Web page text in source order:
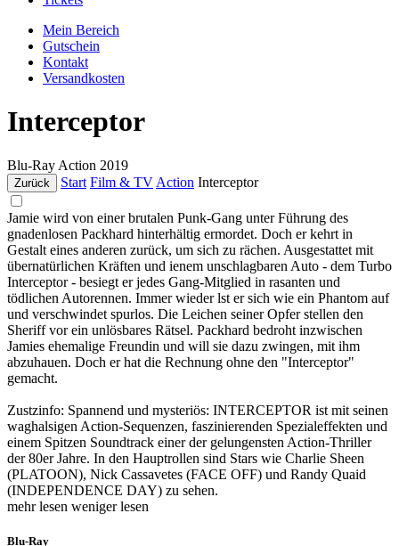
Mein Bereich
Gutschein
Kontakt
Versandkosten
Interceptor
Blu-Ray Action 2019
Zurück Start Film & TV Action Interceptor
Jamie wird von einer brutalen Punk-Gang unter Führung des
gnadenlosen Packhard hinterhältig ermordet. Doch er kehrt in
Gestalt eines anderen zurück, um sich zu rächen. Ausgestattet mit
übernatürlichen Kräften und ienem unschlagbaren Auto - dem Turbo
Interceptor - besiegt er jedes Gang-Mitglied in rasanten und
tödlichen Autorennen. Immer wieder lst er sich wie ein Phantom auf
und verschwindet spurlos. Die Leichen seiner Opfer stellen den
Sheriff vor ein unlösbares Rätsel. Packhard bedroht inzwischen
Jamies ehemalige Freundin und will sie dazu zwingen, mit ihm
abzuhauen. Doch er hat die Rechnung ohne den "Interceptor"
gemacht.
Zustzinfo: Spannend und mysteriös: INTERCEPTOR ist mit seinen
waghalsigen Action-Sequenzen, faszinierenden Spezialeffekten und
einem Spitzen Soundtrack einer der gelungensten Action-Thriller
der 80er Jahre. In den Hauptrollen sind Stars wie Charlie Sheen
(PLATOON), Nick Cassavetes (FACE OFF) und Randy Quaid
(INDEPENDENCE DAY) zu sehen.
mehr lesen weniger lesen
Blu-Ray